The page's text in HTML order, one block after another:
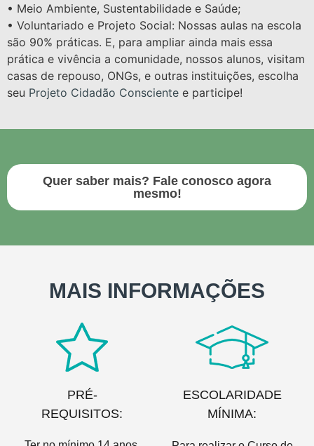
• Meio Ambiente, Sustentabilidade e Saúde;
• Voluntariado e Projeto Social: Nossas aulas na escola
são 90% práticas. E, para ampliar ainda mais essa
prática e vivência a comunidade, nossos alunos, visitam
casas de repouso, ONGs, e outras instituições, escolha
seu Projeto Cidadão Consciente e participe!
Quer saber mais? Fale conosco agora
mesmo!
MAIS INFORMAÇÕES
PRÉ-
REQUISITOS:
ESCOLARIDADE
MÍNIMA: